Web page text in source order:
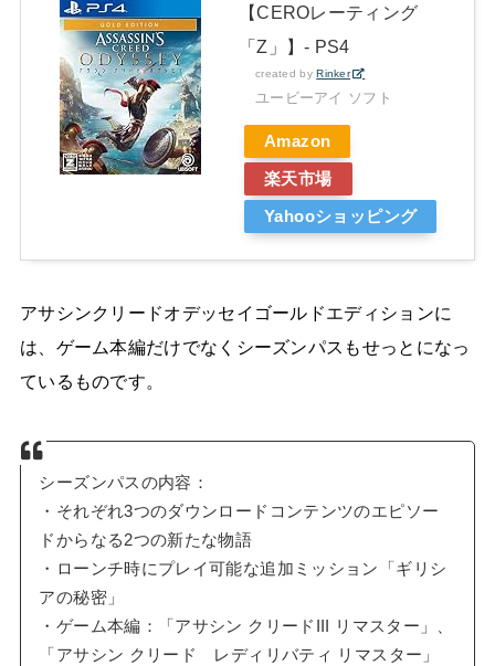
【CEROレーティング
「Z」】- PS4
created byRinker
ユービーアイ ソフト
Amazon
楽天市場
Yahooショッピング
アサシンクリードオデッセイゴールドエディションに
は、ゲーム本編だけでなくシーズンパスもせっとになっ
ているものです。
シーズンパスの内容：
・それぞれ3つのダウンロードコンテンツのエピソー
ドからなる2つの新たな物語
・ローンチ時にプレイ可能な追加ミッション「ギリシ
アの秘密」
・ゲーム本編：「アサシン クリードIII リマスター」、
「アサシン クリード レディリバティ リマスター」